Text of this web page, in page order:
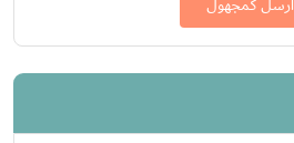
ارسل كمجهول